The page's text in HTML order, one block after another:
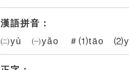
漢語拼音：
㈡yù ㈠yǎo ＃⑴tāo